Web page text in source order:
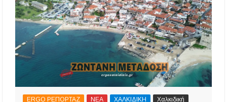
ERGO ΡΕΠΟΡΤΑΖ ΝΕΑ ΧΑΛΚΙΔΙΚΗ Χαλκιδική